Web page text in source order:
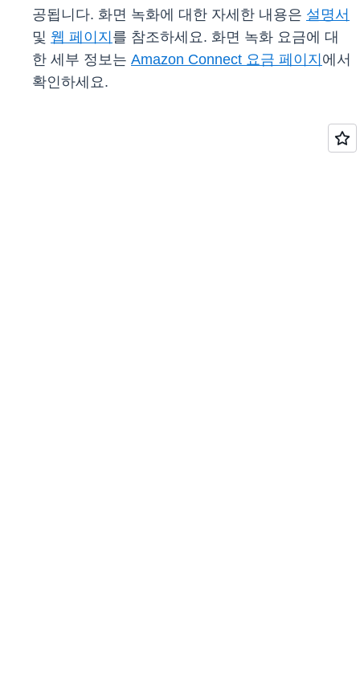
공됩니다. 화면 녹화에 대한 자세한 내용은 설명서
및 웹 페이지 를 참조하세요. 화면 녹화 요금에 대
한 세부 정보는 Amazon Connect 요금 페이지 에서
확인하세요.